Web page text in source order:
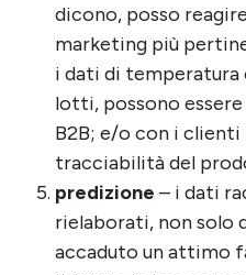
dicono, posso
marketing più
i dati di temperatura
lotti, possono
B2B; e/o con i
tracciabilità del
predizione – i dati
rielaborati, non solo
accaduto un attimo